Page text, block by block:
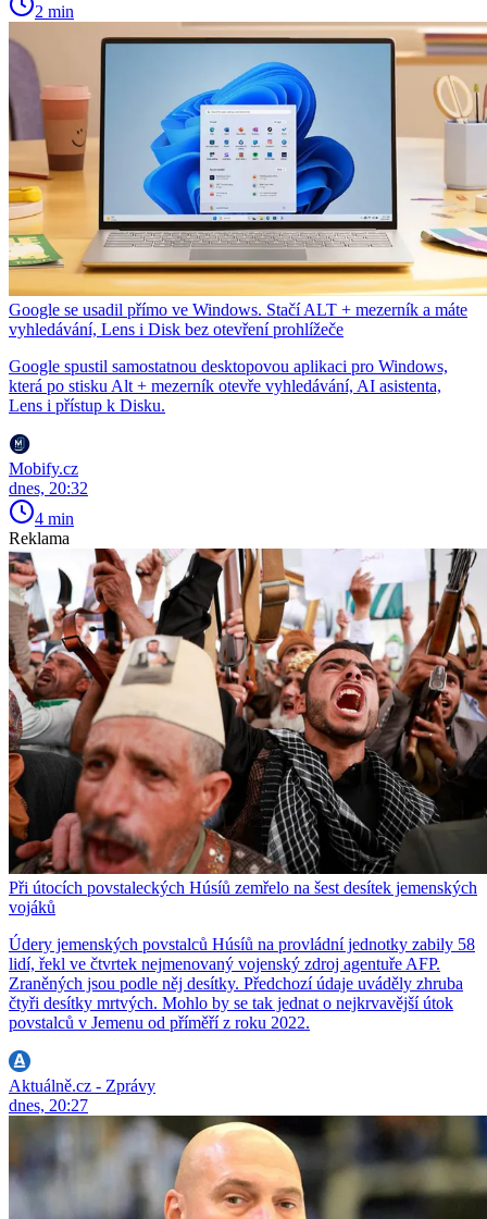
2 min
Google se usadil přímo ve Windows. Stačí ALT + mezerník a máte
vyhledávání, Lens i Disk bez otevření prohlížeče
Google spustil samostatnou desktopovou aplikaci pro Windows,
která po stisku Alt + mezerník otevře vyhledávání, AI asistenta,
Lens i přístup k Disku.
Mobify.cz
dnes, 20:32
4 min
Reklama
Při útocích povstaleckých Húsíů zemřelo na šest desítek jemenských
vojáků
Údery jemenských povstalců Húsíů na provládní jednotky zabily 58
lidí, řekl ve čtvrtek nejmenovaný vojenský zdroj agentuře AFP.
Zraněných jsou podle něj desítky. Předchozí údaje uváděly zhruba
čtyři desítky mrtvých. Mohlo by se tak jednat o nejkrvavější útok
povstalců v Jemenu od příměří z roku 2022.
Aktuálně.cz - Zprávy
dnes, 20:27